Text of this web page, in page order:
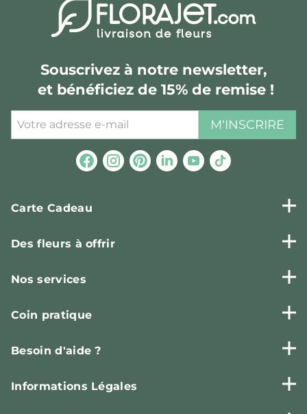
Souscrivez à notre newsletter,
et bénéficiez de 15% de remise !
M'INSCRIRE
Carte Cadeau
Des fleurs à offrir
Nos services
Coin pratique
Besoin d'aide ?
Informations Légales